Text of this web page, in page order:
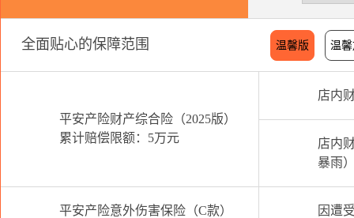
全面贴心的保障范围 温馨版 温
平安产险财产综合险（2025版）
累计赔偿限额：5万元
店内
店内
暴雨
平安产险意外伤害保险（C款）
因遭